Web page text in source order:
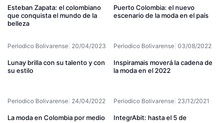
Esteban Zapata: el colombiano
que conquista el mundo de la
belleza
Periodico Bolivarense 20/04/2023
Puerto Colombia: el nuevo
escenario de la moda en el país
Periodico Bolivarense 03/08/2022
Lunay brilla con su talento y con
su estilo
Periodico Bolivarense 24/04/2022
Inspiramais moverá la cadena de
la moda en el 2022
Periodico Bolivarense 23/12/2021
La moda en Colombia por medio
IntegrAbit: hasta el 5 de